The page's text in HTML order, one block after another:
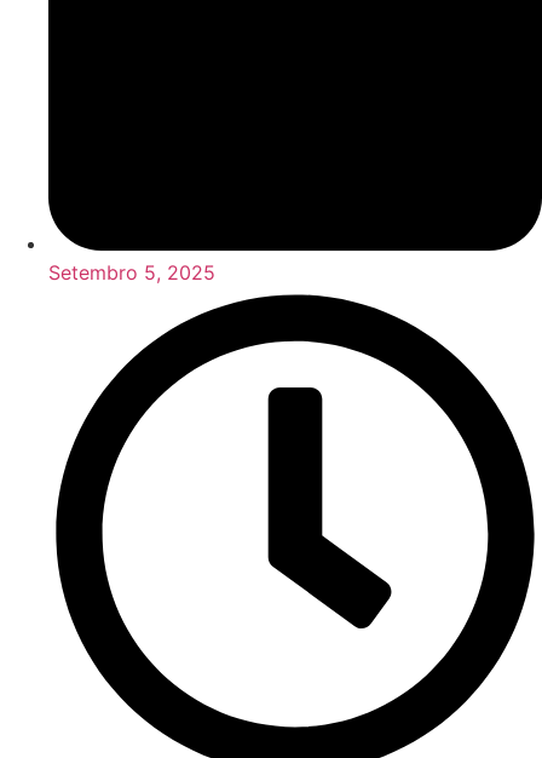
Setembro 5, 2025